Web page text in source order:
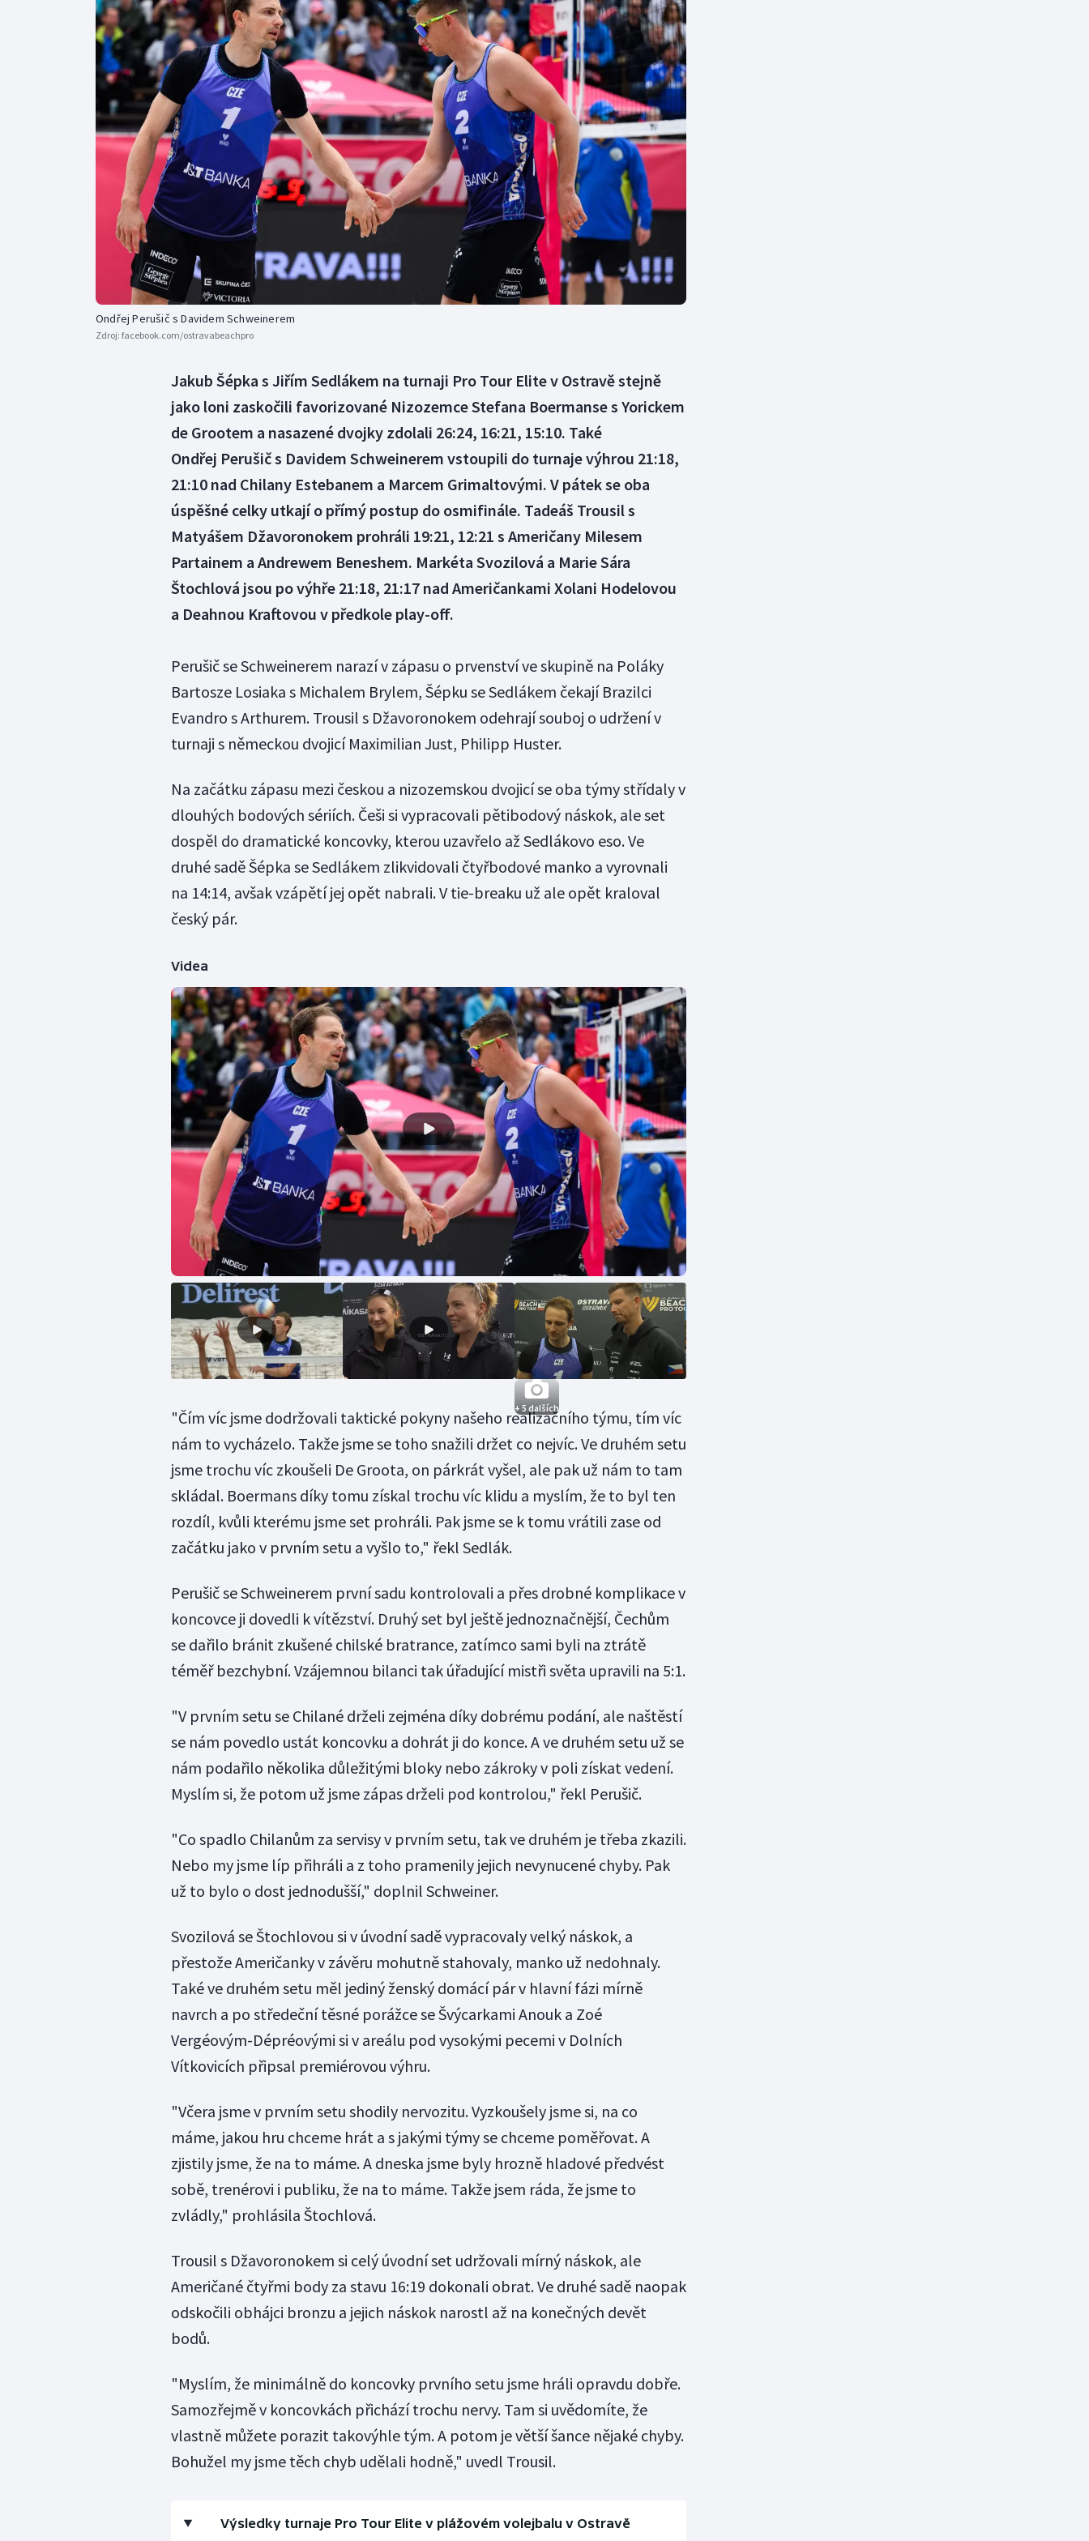
Curling
Dostihy
Florbal
Futsal
Golf
Gymnastika
Moderní pětiboj
Motorsport
Olympijské hry
Parasport
Plavání
Plážový volejbal
Triatlon
Veslování
Vodní slalom
Volejbal
Ostatní
Ondřej Perušič s Davidem Schweinerem
Zdroj: facebook.com/ostravabeachpro
Jakub Šépka s Jiřím Sedlákem na turnaji Pro Tour Elite v Ostravě stejně
jako loni zaskočili favorizované Nizozemce Stefana Boermanse s Yorickem
de Grootem a nasazené dvojky zdolali 26:24, 16:21, 15:10. Také
Ondřej Perušič s Davidem Schweinerem vstoupili do turnaje výhrou 21:18,
21:10 nad Chilany Estebanem a Marcem Grimaltovými. V pátek se oba
úspěšné celky utkají o přímý postup do osmifinále. Tadeáš Trousil s
Matyášem Džavoronokem prohráli 19:21, 12:21 s Američany Milesem
Partainem a Andrewem Beneshem. Markéta Svozilová a Marie Sára
Štochlová jsou po výhře 21:18, 21:17 nad Američankami Xolani Hodelovou
a Deahnou Kraftovou v předkole play-off.
Perušič se Schweinerem narazí v zápasu o prvenství ve skupině na Poláky
Bartosze Losiaka s Michalem Brylem, Šépku se Sedlákem čekají Brazilci
Evandro s Arthurem. Trousil s Džavoronokem odehrají souboj o udržení v
turnaji s německou dvojicí Maximilian Just, Philipp Huster.
Na začátku zápasu mezi českou a nizozemskou dvojicí se oba týmy střídaly v
dlouhých bodových sériích. Češi si vypracovali pětibodový náskok, ale set
dospěl do dramatické koncovky, kterou uzavřelo až Sedlákovo eso. Ve
druhé sadě Šépka se Sedlákem zlikvidovali čtyřbodové manko a vyrovnali
na 14:14, avšak vzápětí jej opět nabrali. V tie-breaku už ale opět kraloval
český pár.
Videa
+ 5 dalších
"Čím víc jsme dodržovali taktické pokyny našeho realizačního týmu, tím víc
nám to vycházelo. Takže jsme se toho snažili držet co nejvíc. Ve druhém setu
jsme trochu víc zkoušeli De Groota, on párkrát vyšel, ale pak už nám to tam
skládal. Boermans díky tomu získal trochu víc klidu a myslím, že to byl ten
rozdíl, kvůli kterému jsme set prohráli. Pak jsme se k tomu vrátili zase od
začátku jako v prvním setu a vyšlo to," řekl Sedlák.
Perušič se Schweinerem první sadu kontrolovali a přes drobné komplikace v
koncovce ji dovedli k vítězství. Druhý set byl ještě jednoznačnější, Čechům
se dařilo bránit zkušené chilské bratrance, zatímco sami byli na ztrátě
téměř bezchybní. Vzájemnou bilanci tak úřadující mistři světa upravili na 5:1.
"V prvním setu se Chilané drželi zejména díky dobrému podání, ale naštěstí
se nám povedlo ustát koncovku a dohrát ji do konce. A ve druhém setu už se
nám podařilo několika důležitými bloky nebo zákroky v poli získat vedení.
Myslím si, že potom už jsme zápas drželi pod kontrolou," řekl Perušič.
"Co spadlo Chilanům za servisy v prvním setu, tak ve druhém je třeba zkazili.
Nebo my jsme líp přihráli a z toho pramenily jejich nevynucené chyby. Pak
už to bylo o dost jednodušší," doplnil Schweiner.
Svozilová se Štochlovou si v úvodní sadě vypracovaly velký náskok, a
přestože Američanky v závěru mohutně stahovaly, manko už nedohnaly.
Také ve druhém setu měl jediný ženský domácí pár v hlavní fázi mírně
navrch a po středeční těsné porážce se Švýcarkami Anouk a Zoé
Vergéovým-Dépréovými si v areálu pod vysokými pecemi v Dolních
Vítkovicích připsal premiérovou výhru.
"Včera jsme v prvním setu shodily nervozitu. Vyzkoušely jsme si, na co
máme, jakou hru chceme hrát a s jakými týmy se chceme poměřovat. A
zjistily jsme, že na to máme. A dneska jsme byly hrozně hladové předvést
sobě, trenérovi i publiku, že na to máme. Takže jsem ráda, že jsme to
zvládly," prohlásila Štochlová.
Trousil s Džavoronokem si celý úvodní set udržovali mírný náskok, ale
Američané čtyřmi body za stavu 16:19 dokonali obrat. Ve druhé sadě naopak
odskočili obhájci bronzu a jejich náskok narostl až na konečných devět
bodů.
"Myslím, že minimálně do koncovky prvního setu jsme hráli opravdu dobře.
Samozřejmě v koncovkách přichází trochu nervy. Tam si uvědomíte, že
vlastně můžete porazit takovýhle tým. A potom je větší šance nějaké chyby.
Bohužel my jsme těch chyb udělali hodně," uvedl Trousil.
Výsledky turnaje Pro Tour Elite v plážovém volejbalu v Ostravě